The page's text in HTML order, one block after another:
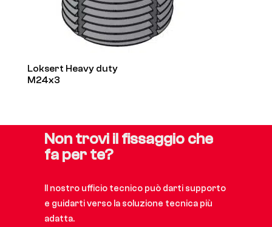
Loksert Heavy duty
M24x3
Non trovi il fissaggio che
fa per te?
Il nostro ufficio tecnico può darti supporto
e guidarti verso la soluzione tecnica più
adatta.